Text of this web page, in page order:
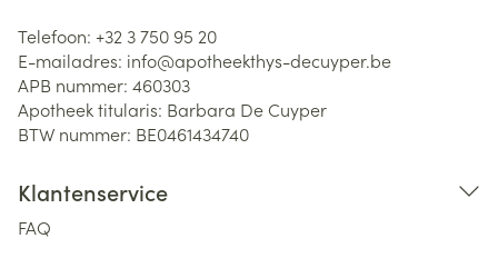
Telefoon: +32 3 750 95 20
E-mailadres: info@apotheekthys-decuyper.be
APB nummer: 460303
Apotheek titularis: Barbara De Cuyper
BTW nummer: BE0461434740
Klantenservice
FAQ